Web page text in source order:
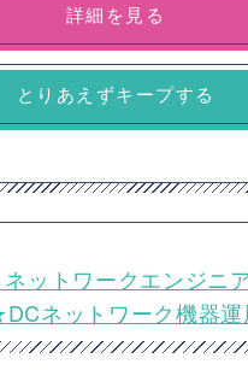
詳細を見る
とりあえずキープする
ネットワークエンジニ
ネットワーク機器運